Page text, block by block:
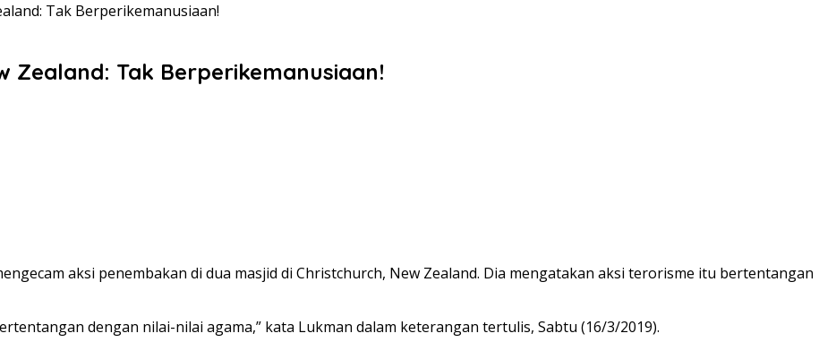
Tak Berperikemanusiaan!
Zealand: Tak Berperikemanusiaan!
aksi penembakan di dua masjid di Christchurch, New Zealand. Dia mengatakan aksi terorisme itu bertentangan
dengan nilai-nilai agama,” kata Lukman dalam keterangan tertulis, Sabtu (16/3/2019).